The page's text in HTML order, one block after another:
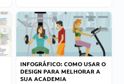
INFOGRÁFICO: COMO USAR O
DESIGN PARA MELHORAR A
SUA ACADEMIA